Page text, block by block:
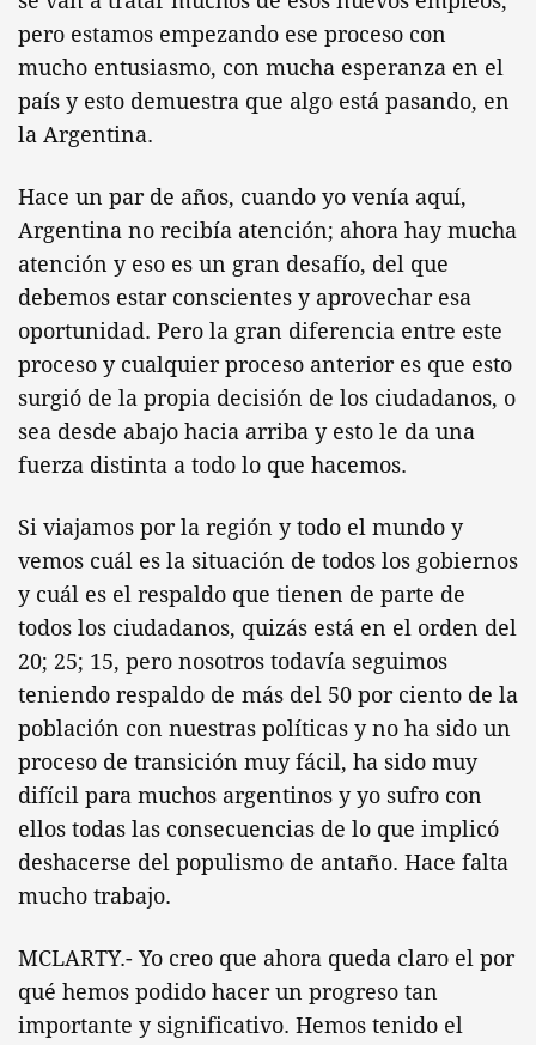
pero estamos empezando ese proceso con
mucho entusiasmo, con mucha esperanza en el
país y esto demuestra que algo está pasando, en
la Argentina.
Hace un par de años, cuando yo venía aquí,
Argentina no recibía atención; ahora hay mucha
atención y eso es un gran desafío, del que
debemos estar conscientes y aprovechar esa
oportunidad. Pero la gran diferencia entre este
proceso y cualquier proceso anterior es que esto
surgió de la propia decisión de los ciudadanos, o
sea desde abajo hacia arriba y esto le da una
fuerza distinta a todo lo que hacemos.
Si viajamos por la región y todo el mundo y
vemos cuál es la situación de todos los gobiernos
y cuál es el respaldo que tienen de parte de
todos los ciudadanos, quizás está en el orden del
20; 25; 15, pero nosotros todavía seguimos
teniendo respaldo de más del 50 por ciento de la
población con nuestras políticas y no ha sido un
proceso de transición muy fácil, ha sido muy
difícil para muchos argentinos y yo sufro con
ellos todas las consecuencias de lo que implicó
deshacerse del populismo de antaño. Hace falta
mucho trabajo.
MCLARTY.- Yo creo que ahora queda claro el por
qué hemos podido hacer un progreso tan
importante y significativo. Hemos tenido el